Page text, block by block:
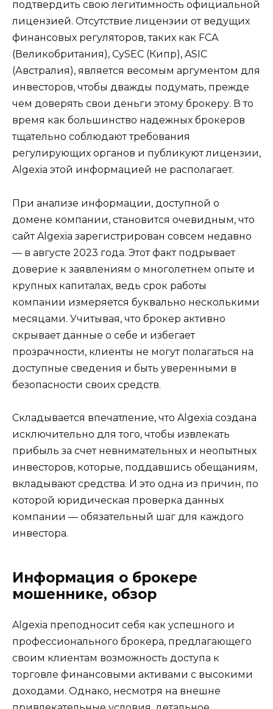
подтвердить свою легитимность официальной
лицензией. Отсутствие лицензии от ведущих
финансовых регуляторов, таких как FCA
(Великобритания), CySEC (Кипр), ASIC
(Австралия), является весомым аргументом для
инвесторов, чтобы дважды подумать, прежде
чем доверять свои деньги этому брокеру. В то
время как большинство надежных брокеров
тщательно соблюдают требования
регулирующих органов и публикуют лицензии,
Algexia этой информацией не располагает.
При анализе информации, доступной о
домене компании, становится очевидным, что
сайт Algexia зарегистрирован совсем недавно
— в августе 2023 года. Этот факт подрывает
доверие к заявлениям о многолетнем опыте и
крупных капиталах, ведь срок работы
компании измеряется буквально несколькими
месяцами. Учитывая, что брокер активно
скрывает данные о себе и избегает
прозрачности, клиенты не могут полагаться на
доступные сведения и быть уверенными в
безопасности своих средств.
Складывается впечатление, что Algexia создана
исключительно для того, чтобы извлекать
прибыль за счет невнимательных и неопытных
инвесторов, которые, поддавшись обещаниям,
вкладывают средства. И это одна из причин, по
которой юридическая проверка данных
компании — обязательный шаг для каждого
инвестора.
Информация о брокере
мошеннике, обзор
Algexia преподносит себя как успешного и
профессионального брокера, предлагающего
своим клиентам возможность доступа к
торговле финансовыми активами с высокими
доходами. Однако, несмотря на внешне